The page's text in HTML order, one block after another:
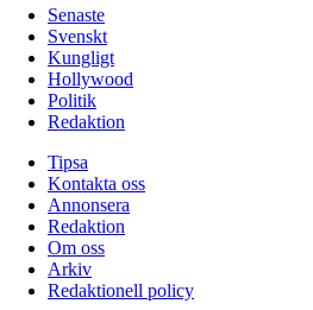
Senaste
Svenskt
Kungligt
Hollywood
Politik
Redaktion
Tipsa
Kontakta oss
Annonsera
Redaktion
Om oss
Arkiv
Redaktionell policy